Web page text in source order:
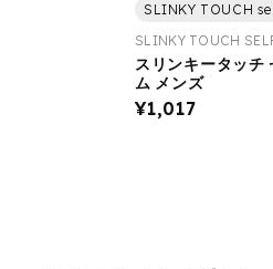
SLINKY TOUCH
SLINKY TOUCH
スリンキータッチ
ム メンズ
¥1,017